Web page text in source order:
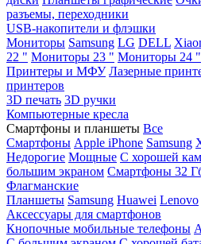
разъемы, переходники
USB-накопители и флэшки
Мониторы Samsung LG DELL
22 " Мониторы 23 " Мониторы 24 "
Принтеры и МФУ Лазерные
принтеров
3D печать 3D ручки
Компьютерные кресла
Смартфоны и планшеты Все
Смартфоны Apple iPhone Samsung
Недорогие Мощные С хорошей
большим экраном Смартфоны 32
Флагманские
Планшеты Samsung Huawei Lenovo
Аксессуары для смартфонов
Кнопочные мобильные телефоны